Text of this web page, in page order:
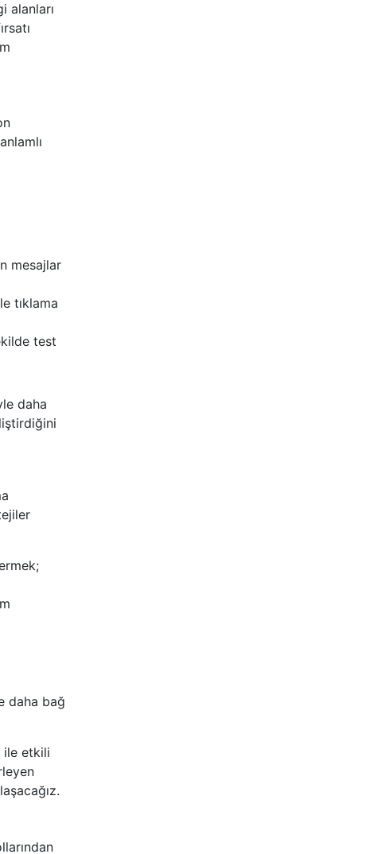
alanları
mesajlar
tıklama
test
daha
daha bağ
ile etkili